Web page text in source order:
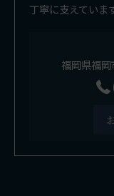
丁寧に支えていま
福岡県福